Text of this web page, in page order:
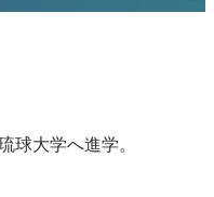
球大学へ進学。